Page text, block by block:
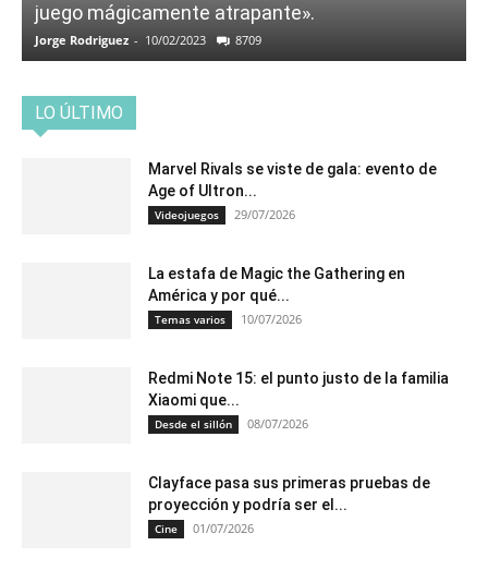
juego mágicamente atrapante».
Jorge Rodriguez - 10/02/2023 8709
LO ÚLTIMO
Marvel Rivals se viste de gala: evento de
Age of Ultron...
Videojuegos 29/07/2026
La estafa de Magic the Gathering en
América y por qué...
Temas varios 10/07/2026
Redmi Note 15: el punto justo de la familia
Xiaomi que...
Desde el sillón 08/07/2026
Clayface pasa sus primeras pruebas de
proyección y podría ser el...
Cine 01/07/2026